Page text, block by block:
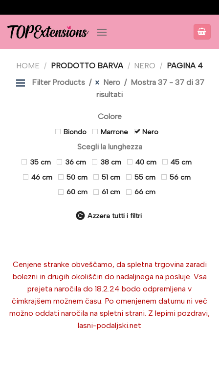
ai
contenuti
HOME / PRODOTTO BARVA / NERO / PAGINA 4
Filter Products
Nero
Mostra 37 - 37 di 37
risultati
Colore
Biondo Marrone Nero
Scegli la lunghezza
35 cm 36 cm 38 cm 40 cm
45 cm
46 cm
50 cm 51 cm 55 cm
56 cm
60 cm
61 cm 66 cm
Azzera tutti i filtri
Cenjene stranke obveščamo, da spletna trgovina zaradi
bolezni in drugih okoliščin do nadaljnega na posluje. Vsa
prejeta naročila do 18.2.24 bodo odpremljena v
čimkrajšem možnem času. Po omenjenem datumu ni več
možno oddati naročila na spletni strani. Z lepimi pozdravi,
lasni-podaljski.net